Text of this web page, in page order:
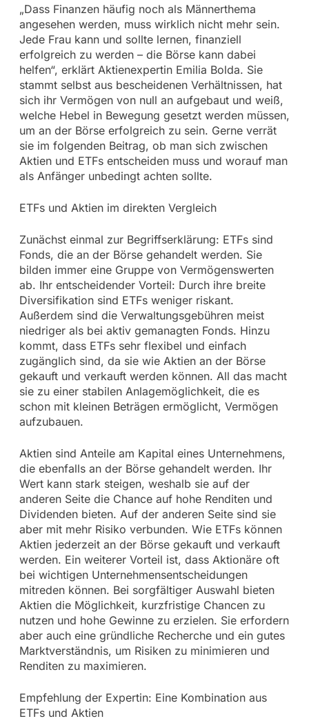
„Dass Finanzen häufig noch als Männerthema
angesehen werden, muss wirklich nicht mehr sein.
Jede Frau kann und sollte lernen, finanziell
erfolgreich zu werden – die Börse kann dabei
helfen“, erklärt Aktienexpertin Emilia Bolda. Sie
stammt selbst aus bescheidenen Verhältnissen, hat
sich ihr Vermögen von null an aufgebaut und weiß,
welche Hebel in Bewegung gesetzt werden müssen,
um an der Börse erfolgreich zu sein. Gerne verrät
sie im folgenden Beitrag, ob man sich zwischen
Aktien und ETFs entscheiden muss und worauf man
als Anfänger unbedingt achten sollte.
ETFs und Aktien im direkten Vergleich
Zunächst einmal zur Begriffserklärung: ETFs sind
Fonds, die an der Börse gehandelt werden. Sie
bilden immer eine Gruppe von Vermögenswerten
ab. Ihr entscheidender Vorteil: Durch ihre breite
Diversifikation sind ETFs weniger riskant.
Außerdem sind die Verwaltungsgebühren meist
niedriger als bei aktiv gemanagten Fonds. Hinzu
kommt, dass ETFs sehr flexibel und einfach
zugänglich sind, da sie wie Aktien an der Börse
gekauft und verkauft werden können. All das macht
sie zu einer stabilen Anlagemöglichkeit, die es
schon mit kleinen Beträgen ermöglicht, Vermögen
aufzubauen.
Aktien sind Anteile am Kapital eines Unternehmens,
die ebenfalls an der Börse gehandelt werden. Ihr
Wert kann stark steigen, weshalb sie auf der
anderen Seite die Chance auf hohe Renditen und
Dividenden bieten. Auf der anderen Seite sind sie
aber mit mehr Risiko verbunden. Wie ETFs können
Aktien jederzeit an der Börse gekauft und verkauft
werden. Ein weiterer Vorteil ist, dass Aktionäre oft
bei wichtigen Unternehmensentscheidungen
mitreden können. Bei sorgfältiger Auswahl bieten
Aktien die Möglichkeit, kurzfristige Chancen zu
nutzen und hohe Gewinne zu erzielen. Sie erfordern
aber auch eine gründliche Recherche und ein gutes
Marktverständnis, um Risiken zu minimieren und
Renditen zu maximieren.
Empfehlung der Expertin: Eine Kombination aus
ETFs und Aktien